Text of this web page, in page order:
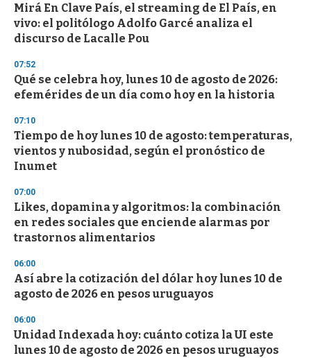
s
o
f
3
s
e
c
o
d
s
Mirá En Clave País, el streaming de El País, en
vivo: el politólogo Adolfo Garcé analiza el
discurso de Lacalle Pou
07:52
Qué se celebra hoy, lunes 10 de agosto de 2026:
efemérides de un día como hoy en la historia
07:10
Tiempo de hoy lunes 10 de agosto: temperaturas,
vientos y nubosidad, según el pronóstico de
Inumet
07:00
Likes, dopamina y algoritmos: la combinación
en redes sociales que enciende alarmas por
trastornos alimentarios
06:00
Así abre la cotización del dólar hoy lunes 10 de
agosto de 2026 en pesos uruguayos
06:00
Unidad Indexada hoy: cuánto cotiza la UI este
lunes 10 de agosto de 2026 en pesos uruguayos